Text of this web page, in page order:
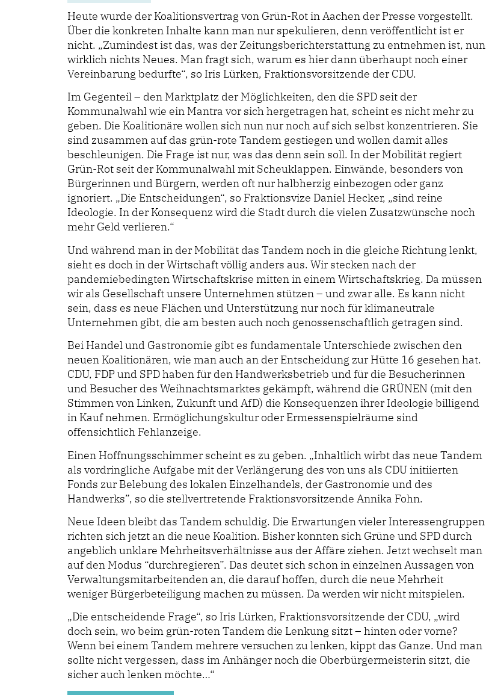
Heute wurde der Koalitionsvertrag von Grün-Rot in Aachen der Presse vorgestellt.
Über die konkreten Inhalte kann man nur spekulieren, denn veröffentlicht ist er
nicht. „Zumindest ist das, was der Zeitungsberichterstattung zu entnehmen ist, nun
wirklich nichts Neues. Man fragt sich, warum es hier dann überhaupt noch einer
Vereinbarung bedurfte“, so Iris Lürken, Fraktionsvorsitzende der CDU.
Im Gegenteil – den Marktplatz der Möglichkeiten, den die SPD seit der
Kommunalwahl wie ein Mantra vor sich hergetragen hat, scheint es nicht mehr zu
geben. Die Koalitionäre wollen sich nun nur noch auf sich selbst konzentrieren. Sie
sind zusammen auf das grün-rote Tandem gestiegen und wollen damit alles
beschleunigen. Die Frage ist nur, was das denn sein soll. In der Mobilität regiert
Grün-Rot seit der Kommunalwahl mit Scheuklappen. Einwände, besonders von
Bürgerinnen und Bürgern, werden oft nur halbherzig einbezogen oder ganz
ignoriert. „Die Entscheidungen“, so Fraktionsvize Daniel Hecker, „sind reine
Ideologie. In der Konsequenz wird die Stadt durch die vielen Zusatzwünsche noch
mehr Geld verlieren.“
Und während man in der Mobilität das Tandem noch in die gleiche Richtung lenkt,
sieht es doch in der Wirtschaft völlig anders aus. Wir stecken nach der
pandemiebedingten Wirtschaftskrise mitten in einem Wirtschaftskrieg. Da müssen
wir als Gesellschaft unsere Unternehmen stützen – und zwar alle. Es kann nicht
sein, dass es neue Flächen und Unterstützung nur noch für klimaneutrale
Unternehmen gibt, die am besten auch noch genossenschaftlich getragen sind.
Bei Handel und Gastronomie gibt es fundamentale Unterschiede zwischen den
neuen Koalitionären, wie man auch an der Entscheidung zur Hütte 16 gesehen hat.
CDU, FDP und SPD haben für den Handwerksbetrieb und für die Besucherinnen
und Besucher des Weihnachtsmarktes gekämpft, während die GRÜNEN (mit den
Stimmen von Linken, Zukunft und AfD) die Konsequenzen ihrer Ideologie billigend
in Kauf nehmen. Ermöglichungskultur oder Ermessenspielräume sind
offensichtlich Fehlanzeige.
Einen Hoffnungsschimmer scheint es zu geben. „Inhaltlich wirbt das neue Tandem
als vordringliche Aufgabe mit der Verlängerung des von uns als CDU initiierten
Fonds zur Belebung des lokalen Einzelhandels, der Gastronomie und des
Handwerks”, so die stellvertretende Fraktionsvorsitzende Annika Fohn.
Neue Ideen bleibt das Tandem schuldig. Die Erwartungen vieler Interessengruppen
richten sich jetzt an die neue Koalition. Bisher konnten sich Grüne und SPD durch
angeblich unklare Mehrheitsverhältnisse aus der Affäre ziehen. Jetzt wechselt man
auf den Modus “durchregieren”. Das deutet sich schon in einzelnen Aussagen von
Verwaltungsmitarbeitenden an, die darauf hoffen, durch die neue Mehrheit
weniger Bürgerbeteiligung machen zu müssen. Da werden wir nicht mitspielen.
„Die entscheidende Frage“, so Iris Lürken, Fraktionsvorsitzende der CDU, „wird
doch sein, wo beim grün-roten Tandem die Lenkung sitzt ­– hinten oder vorne?
Wenn bei einem Tandem mehrere versuchen zu lenken, kippt das Ganze. Und man
sollte nicht vergessen, dass im Anhänger noch die Oberbürgermeisterin sitzt, die
sicher auch lenken möchte…“